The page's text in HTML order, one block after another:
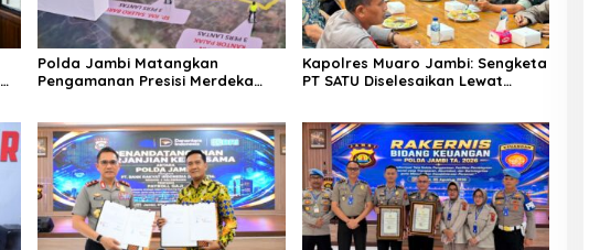
Polda Jambi Matangkan
Pengamanan Presisi Merdeka
Kapolres Muaro Jambi: Sengketa
PT SATU Diselesaikan Lewat